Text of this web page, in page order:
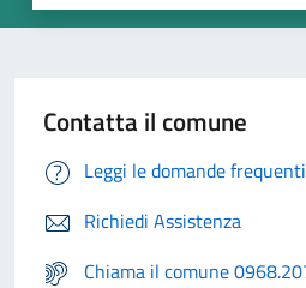
Contatta il comune
Leggi le domande frequenti
Richiedi Assistenza
Chiama il comune